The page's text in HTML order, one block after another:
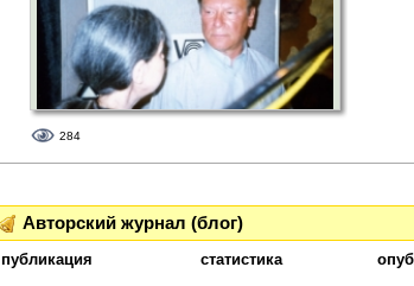
284
Авторский журнал (блог)
публикация статистика